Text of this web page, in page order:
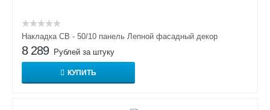
Накладка СВ - 50/10 панель Лепной фасадный декор
8 289 Рублей за штуку
КУПИТЬ